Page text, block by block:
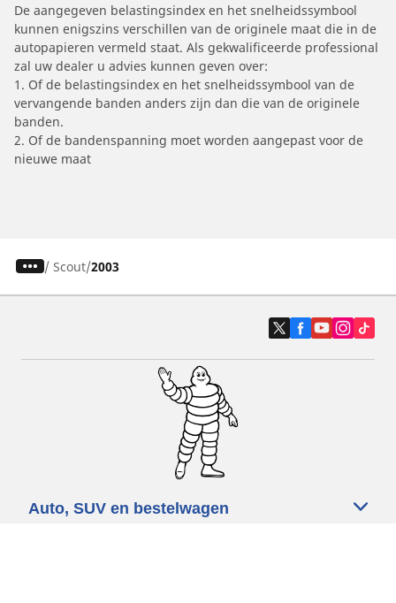
De aangegeven belastingsindex en het snelheidssymbool
kunnen enigszins verschillen van de originele maat die in de
autopapieren vermeld staat. Als gekwalificeerde professional
zal uw dealer u advies kunnen geven over:
1. Of de belastingsindex en het snelheidssymbool van de
vervangende banden anders zijn dan die van de originele
banden.
2. Of de bandenspanning moet worden aangepast voor de
nieuwe maat
/ Scout 2003
Auto, SUV en bestelwagen